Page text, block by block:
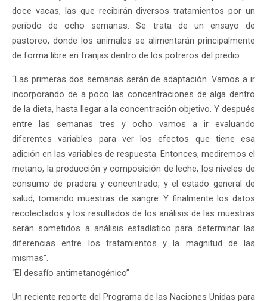
doce vacas, las que recibirán diversos tratamientos por un
período de ocho semanas. Se trata de un ensayo de
pastoreo, donde los animales se alimentarán principalmente
de forma libre en franjas dentro de los potreros del predio.
“Las primeras dos semanas serán de adaptación. Vamos a ir
incorporando de a poco las concentraciones de alga dentro
de la dieta, hasta llegar a la concentración objetivo. Y después
entre las semanas tres y ocho vamos a ir evaluando
diferentes variables para ver los efectos que tiene esa
adición en las variables de respuesta. Entonces, mediremos el
metano, la producción y composición de leche, los niveles de
consumo de pradera y concentrado, y el estado general de
salud, tomando muestras de sangre. Y finalmente los datos
recolectados y los resultados de los análisis de las muestras
serán sometidos a análisis estadístico para determinar las
diferencias entre los tratamientos y la magnitud de las
mismas”.
“El desafío antimetanogénico”
Un reciente reporte del Programa de las Naciones Unidas para